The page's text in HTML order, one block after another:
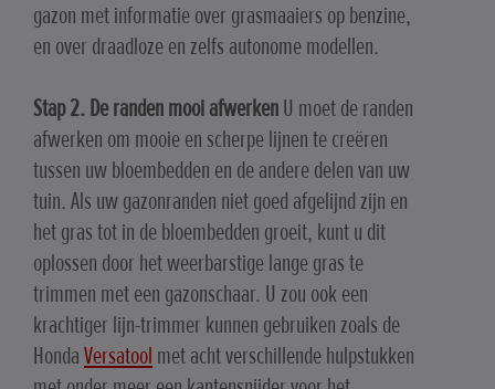
gazon met informatie over grasmaaiers op benzine,
en over draadloze en zelfs autonome modellen.
Stap 2. De randen mooi afwerkenU moet de randen
afwerken om mooie en scherpe lijnen te creëren
tussen uw bloembedden en de andere delen van uw
tuin. Als uw gazonranden niet goed afgelijnd zijn en
het gras tot in de bloembedden groeit, kunt u dit
oplossen door het weerbarstige lange gras te
trimmen met een gazonschaar. U zou ook een
krachtiger lijn-trimmer kunnen gebruiken zoals de
HondaVersatool met acht verschillende hulpstukken